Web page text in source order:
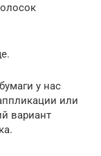
у нас
или
вариант